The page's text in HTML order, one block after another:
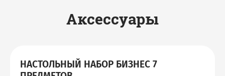
Аксессуары
НАСТОЛЬНЫЙ НАБОР БИЗНЕС 7